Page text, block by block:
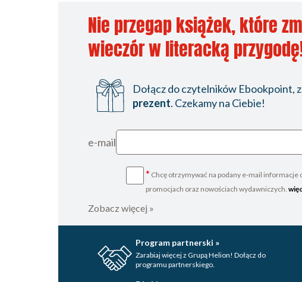
Nie przegap książek, które
wieczór w literacką
Dołącz do czytelników Ebookpoint,
prezent. Czekamy na Ciebie!
e-mail
* Chcę otrzymywać na podany e-mail informacje
promocjach oraz nowościach wydawniczych.
Zobacz więcej »
Program partnerski »
Zarabiaj więcej z Grupą Helion! Dołącz do
programu partnerskiego.